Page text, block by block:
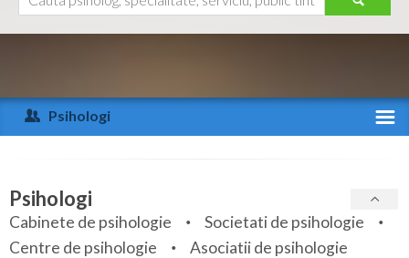
Arad
Arges
Bihor
Bistrita-Nasaud
Ajutor
Psihologi
Specialitati
Servicii
Psihologi
Cabinete de psihologie
Societati de psihologie
Centre de psihologie
Asociatii de psihologie